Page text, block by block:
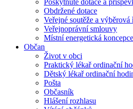
Poskytnuté dotace a
Obdržené dotace
Veřejné soutěže a výběrová
Veřejnoprávní smlouvy
Místní energetická
Občan
Život v obci
Praktický lékař ordinační
Dětský lékař ordinační
Pošta
Občasník
Hlášení rozhlasu